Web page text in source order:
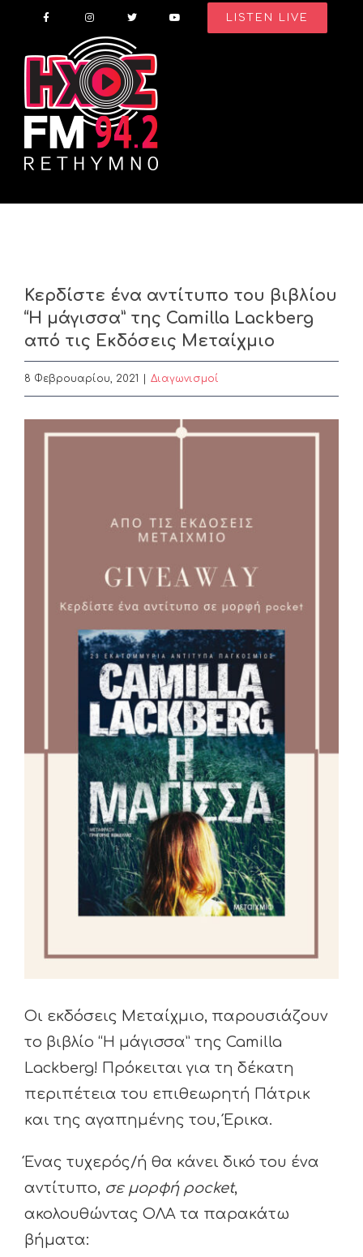
content
LISTEN LIVE
Κερδίστε ένα αντίτυπο του βιβλίου
“Η μάγισσα” της Camilla Lackberg
από τις Εκδόσεις Μεταίχμιο
8 Φεβρουαρίου, 2021 Διαγωνισμοί
View
Οι εκδόσεις Μεταίχμιο, παρουσιάζουν
το βιβλίο “Η μάγισσα” της Camilla
Lackberg! Πρόκειται για τη δέκατη
περιπέτεια του επιθεωρητή Πάτρικ
και της αγαπημένης του, Έρικα.
Ένας τυχερός/ή θα κάνει δικό του ένα
αντίτυπο, σε μορφή pocket,
ακολουθώντας ΟΛΑ τα παρακάτω
βήματα: